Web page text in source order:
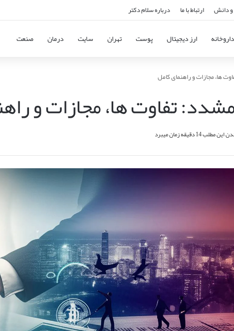
دانش ارتباط با ما درباره سلام دکتر
داروخانه ارز دیجیتال پوست تهران سایت درمان صنعت
ها، مجازات و راهنمای کامل
تفاوت ها، مجازات و
مطلب 14 دقیقه زمان میبرد